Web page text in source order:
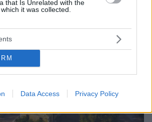
that Is Unrelated with the
it was collected.
Data Access Privacy Policy